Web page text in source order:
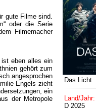
Das Licht
Land/Jahr:
D 2025
gute Filme sind.
oder die Serie
Filmemacher
eben alles ein
gehört zum
angesprochen
Engels zieht
ein
der Metropole